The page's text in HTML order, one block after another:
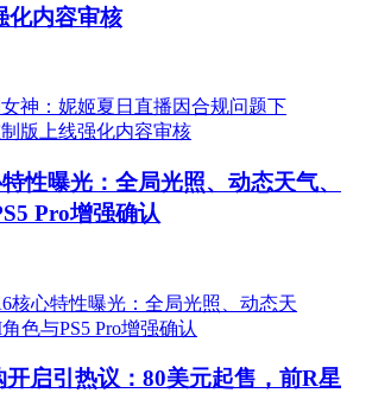
化内容审核
性曝光：全局光照、动态天气、
Pro增强确认
开启引热议：80美元起售，前R星